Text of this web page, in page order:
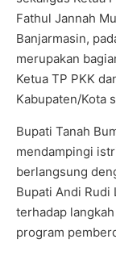
Fathul Jannah
Banjarmasin,
merupakan
Ketua TP PKK
Kabupaten/Kota
Bupati Tanah
mendampingi
berlangsung
Bupati Andi Rudi
terhadap
program